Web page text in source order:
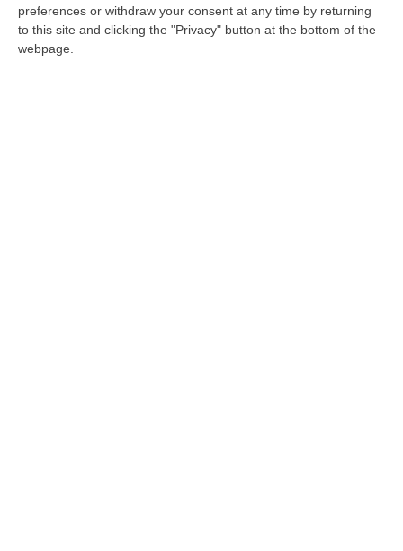
preferences or withdraw your consent at any time by returning
to this site and clicking the "Privacy" button at the bottom of the
webpage.
consigliere comunale e coordinatore della
Grande Cosenza, Carlo Guccione, durante la